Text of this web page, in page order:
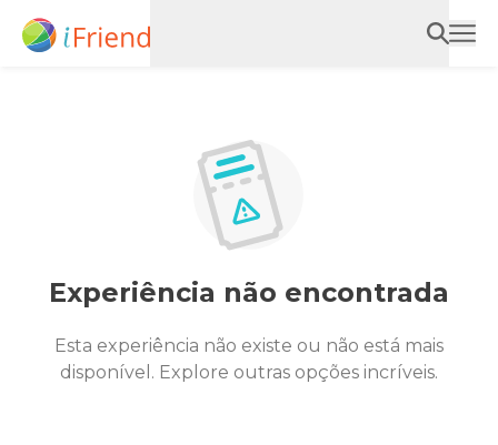
Experiência não encontrada
Esta experiência não existe ou não está mais
disponível. Explore outras opções incríveis.